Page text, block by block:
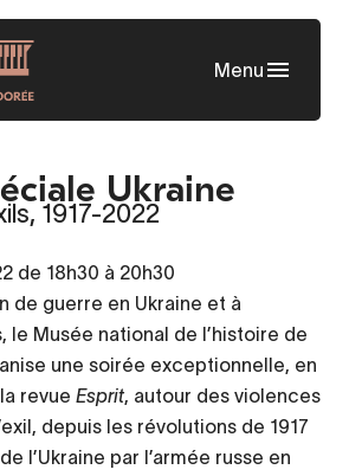
Menu
Ukraine
1917-2022
de 18h30 à 20h30
de guerre en Ukraine et à
le Musée national de l’histoire de
une soirée exceptionnelle, en
revue Esprit, autour des violences
depuis les révolutions de 1917
l’Ukraine par l’armée russe en